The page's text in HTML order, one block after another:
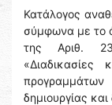
Κατάλογος
σύμφωνα με το
της Αριθ.
«Διαδικασίες
δημιουργίας